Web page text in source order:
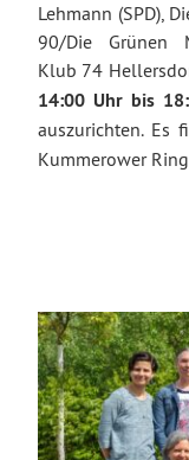
Lehmann (SPD),
90/Die Grünen
Klub 74
14:00 Uhr bis
auszurichten. Es
Kummerower